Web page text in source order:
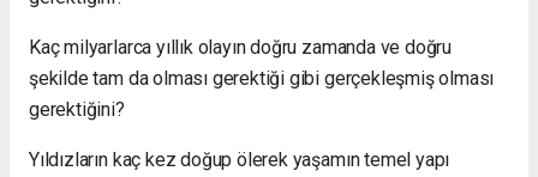
Kaç milyarlarca yıllık olayın doğru zamanda ve doğru
şekilde tam da olması gerektiği gibi gerçekleşmiş olması
gerektiğini?
Yıldızların kaç kez doğup ölerek yaşamın temel yapı